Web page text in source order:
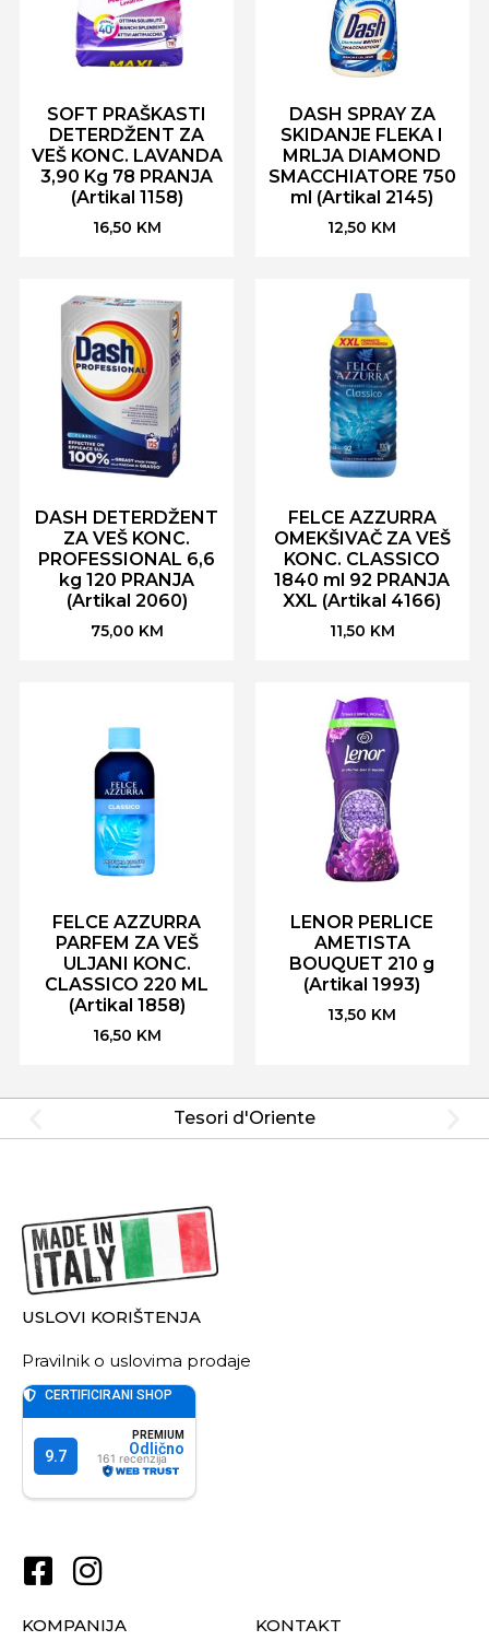
SOFT PRAŠKASTI
DETERDŽENT ZA
VEŠ KONC. LAVANDA
3,90 Kg 78 PRANJA
(Artikal 1158)
16,50 KM
DASH SPRAY ZA
SKIDANJE FLEKA I
MRLJA DIAMOND
SMACCHIATORE 750
ml (Artikal 2145)
12,50 KM
DASH DETERDŽENT
ZA VEŠ KONC.
PROFESSIONAL 6,6
kg 120 PRANJA
(Artikal 2060)
75,00 KM
FELCE AZZURRA
OMEKŠIVAČ ZA VEŠ
KONC. CLASSICO
1840 ml 92 PRANJA
XXL (Artikal 4166)
11,50 KM
FELCE AZZURRA
PARFEM ZA VEŠ
ULJANI KONC.
CLASSICO 220 ML
(Artikal 1858)
16,50 KM
LENOR PERLICE
AMETISTA
BOUQUET 210 g
(Artikal 1993)
13,50 KM
Tesori d'Oriente
USLOVI KORIŠTENJA
Pravilnik o uslovima prodaje
KOMPANIJA KONTAKT